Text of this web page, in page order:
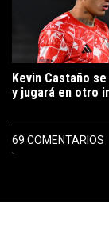
Kevin Castaño
y jugará en otro
69 COMENTARIOS